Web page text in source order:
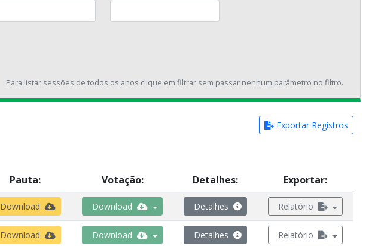
Para listar sessões de todos os anos clique em filtrar sem passar nenhum parâmetro no filtro.
Exportar Registros
Pauta: Votação: Detalhes:
Exportar:
Download Download Detalhes Relatório
Download Download Detalhes Relatório